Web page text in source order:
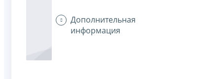
Дополнительная
информация